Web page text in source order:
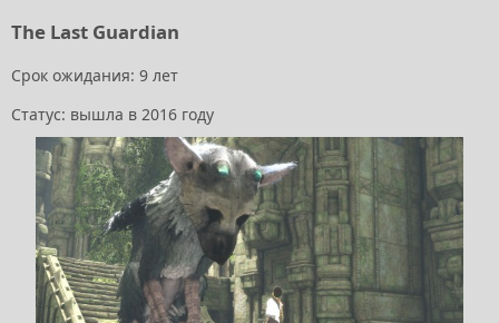
The Last Guardian
Срок ожидания: 9 лет
Статус: вышла в 2016 году